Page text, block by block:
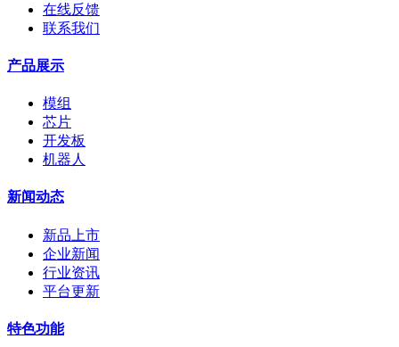
在线反馈
联系我们
产品展示
模组
芯片
开发板
机器人
新闻动态
新品上市
企业新闻
行业资讯
平台更新
特色功能